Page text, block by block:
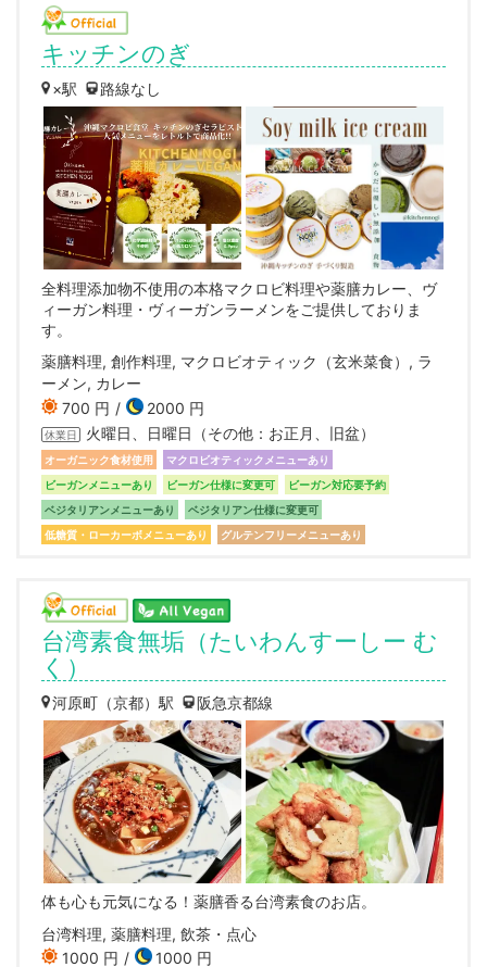
キッチンのぎ
×駅 路線なし
全料理添加物不使用の本格マクロビ料理や薬膳カレー、ヴ
ィーガン料理・ヴィーガンラーメンをご提供しておりま
す。
薬膳料理, 創作料理, マクロビオティック（玄米菜食）, ラ
ーメン, カレー
700 円
2000 円
休業日 火曜日、日曜日（その他：お正月、旧盆）
オーガニック食材使用
マクロビオティックメニューあり
ビーガンメニューあり
ビーガン仕様に変更可
ビーガン対応要予約
ベジタリアンメニューあり
ベジタリアン仕様に変更可
低糖質・ローカーボメニューあり
グルテンフリーメニューあり
台湾素食無垢（たいわんすーしー む
く）
河原町（京都）駅 阪急京都線
体も心も元気になる！薬膳香る台湾素食のお店。
台湾料理, 薬膳料理, 飲茶・点心
1000 円
1000 円